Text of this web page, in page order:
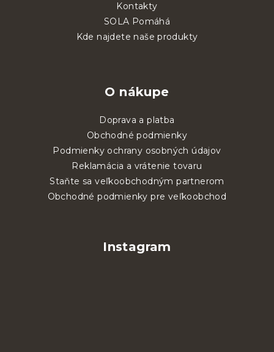
Kontakty
SOLA Pomáhá
Kde najdete naše produkty
O nákupe
Doprava a platba
Obchodné podmienky
Podmienky ochrany osobných údajov
Reklamácia a vrátenie tovaru
Staňte sa veľkoobchodným partnerom
Obchodné podmienky pre veľkoobchod
Instagram